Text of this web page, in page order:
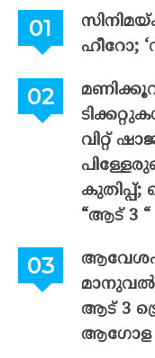
ഹീറോ;
വിറ്റ്
കുതിപ്പ്;
“ആട് 3 “
മാനുവൽ
ആട് 3
ആഗോള